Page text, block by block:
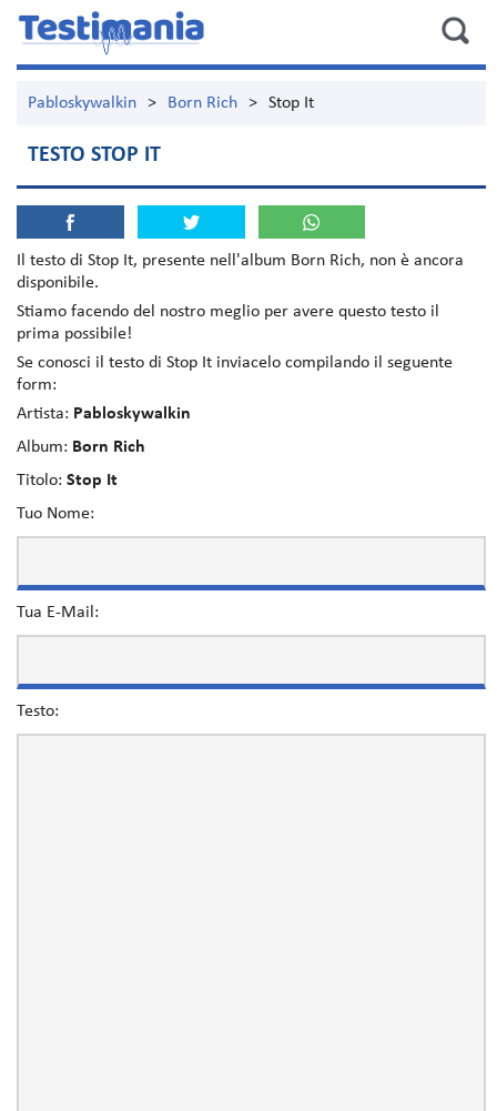
Pabloskywalkin > Born Rich > Stop It
TESTO STOP IT
Il testo di Stop It, presente nell'album Born Rich, non è ancora
disponibile.
Stiamo facendo del nostro meglio per avere questo testo il
prima possibile!
Se conosci il testo di Stop It inviacelo compilando il seguente
form:
Artista: Pabloskywalkin
Album: Born Rich
Titolo: Stop It
Tuo Nome:
Tua E-Mail:
Testo: